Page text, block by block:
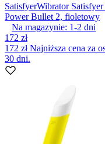
SatisfyerWibrator
Power Bullet 2, fioletowy
Na magazynie: 1-2 dni
172 zł
172 złNajniższa cena za
30 dni.